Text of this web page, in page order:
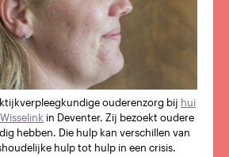
ouderenzorg bij hui
in Deventer. Zij bezoekt oudere
hebben. Die hulp kan verschillen van
hulp tot hulp in een crisis.